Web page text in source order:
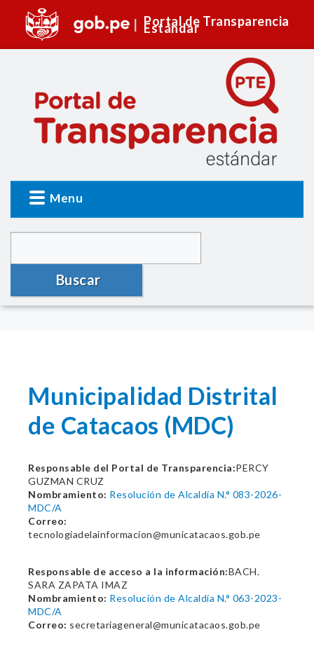
Portal de Transparencia
Estándar
Menu
Buscar
Municipalidad Distrital
de Catacaos (MDC)
Responsable del Portal de Transparencia:PERCY
GUZMAN CRUZ
Nombramiento: Resolución de Alcaldía N.° 083-2026-
MDC/A
Correo:
tecnologiadelainformacion@municatacaos.gob.pe
Responsable de acceso a la información:BACH.
SARA ZAPATA IMAZ
Nombramiento: Resolución de Alcaldía N.° 063-2023-
MDC/A
Correo: secretariageneral@municatacaos.gob.pe